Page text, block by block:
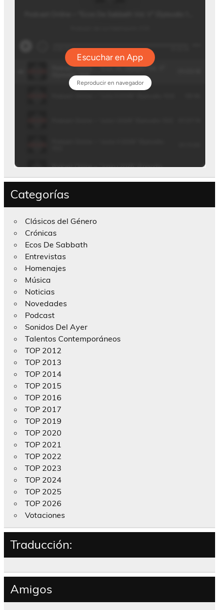
Categorías
Clásicos del Género
Crónicas
Ecos De Sabbath
Entrevistas
Homenajes
Música
Noticias
Novedades
Podcast
Sonidos Del Ayer
Talentos Contemporáneos
TOP 2012
TOP 2013
TOP 2014
TOP 2015
TOP 2016
TOP 2017
TOP 2019
TOP 2020
TOP 2021
TOP 2022
TOP 2023
TOP 2024
TOP 2025
TOP 2026
Votaciones
Traducción:
Amigos